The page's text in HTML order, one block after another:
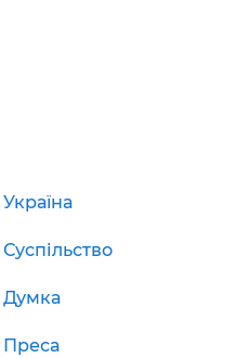
Україна
Суспільство
Думка
Преса